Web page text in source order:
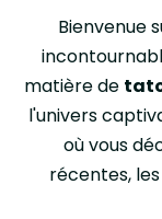
Bienvenue
matière de
l'univers
où vous
récentes,